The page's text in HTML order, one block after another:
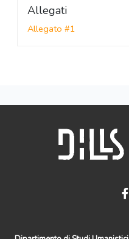
Allegati
Allegato #1